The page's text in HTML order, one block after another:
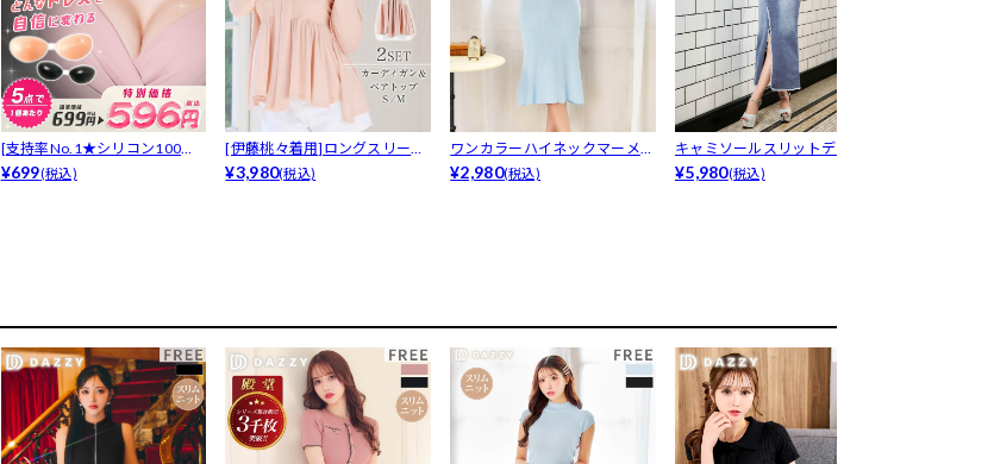
[支持率No.1★シリコン100％
ヌー...
¥699(税込)
[伊藤桃々着用]ロングスリーブ
カーディ...
¥3,980(税込)
ワンカラーハイネックマーメイ
ドニットワ...
¥2,980(税込)
キャミソールスリットデニムロ
ングワンピ...
¥5,980(税込)